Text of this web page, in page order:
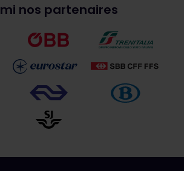
nos partenaires